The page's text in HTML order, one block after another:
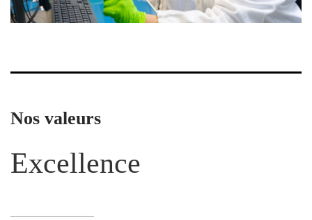
Nos valeurs
Excellence